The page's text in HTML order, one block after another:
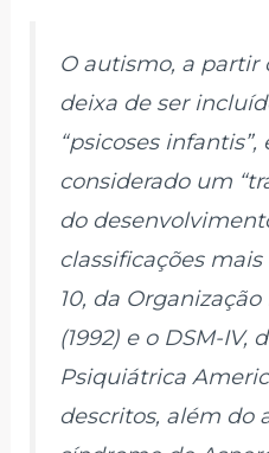
O autismo, a partir
deixa de ser
“psicoses infantis”,
considerado um
do
classificações
10, da
(1992) e o DSM-IV,
Psiquiátrica
descritos, além do